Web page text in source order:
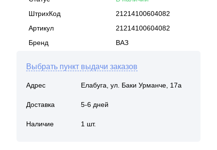
ШтрихКод
21214100604082
Артикул
21214100604082
Бренд
ВАЗ
Выбрать пункт выдачи заказов
Адрес Елабуга, ул. Баки Урманче, 17а
Доставка 5-6 дней
Наличие 1 шт.